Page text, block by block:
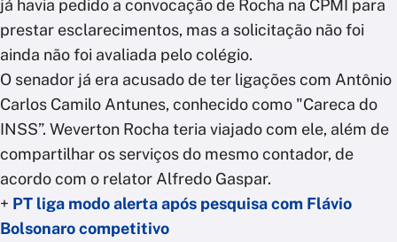
já havia pedido a convocação de Rocha na CPMI para
prestar esclarecimentos, mas a solicitação não foi
ainda não foi avaliada pelo colégio.
O senador já era acusado de ter ligações com Antônio
Carlos Camilo Antunes, conhecido como "Careca do
INSS”. Weverton Rocha teria viajado com ele, além de
compartilhar os serviços do mesmo contador, de
acordo com o relator Alfredo Gaspar.
+ PT liga modo alerta após pesquisa com Flávio
Bolsonaro competitivo